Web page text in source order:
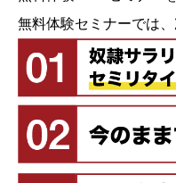
無料体験セミナーでは